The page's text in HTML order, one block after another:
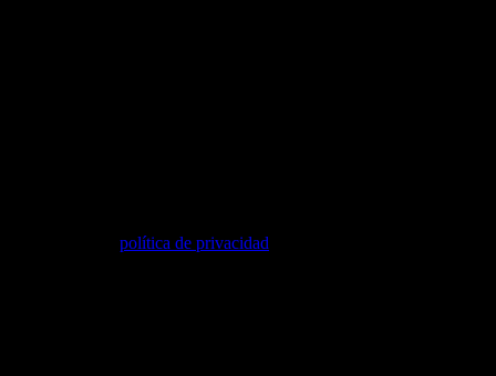
política de privacidad